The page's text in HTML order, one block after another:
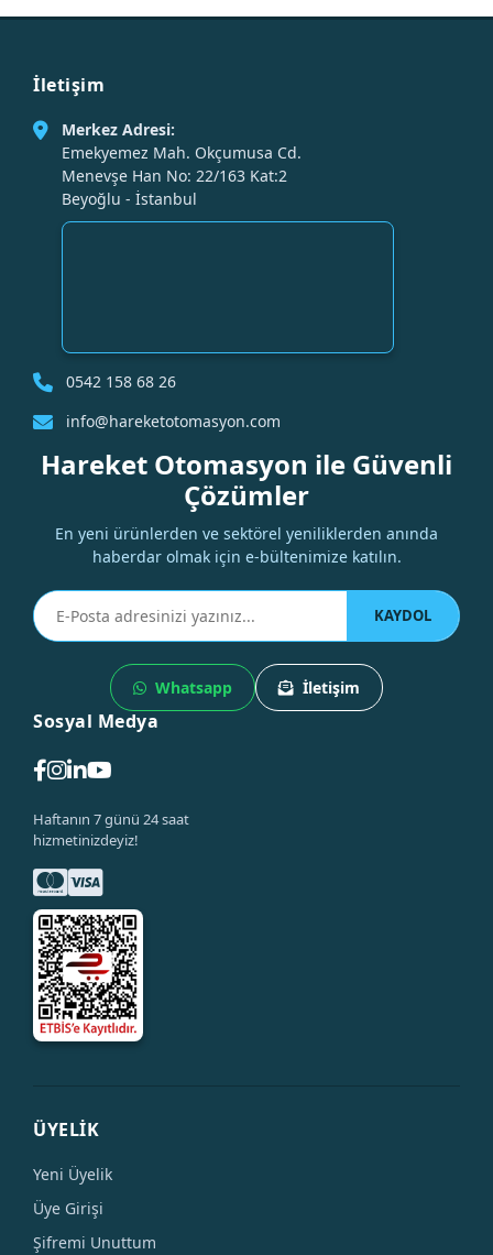
İletişim
Merkez Adresi:
Emekyemez Mah. Okçumusa Cd.
Menevşe Han No: 22/163 Kat:2
Beyoğlu - İstanbul
0542 158 68 26
info@hareketotomasyon.com
Hareket Otomasyon ile Güvenli
Çözümler
En yeni ürünlerden ve sektörel yeniliklerden anında
haberdar olmak için e-bültenimize katılın.
KAYDOL
Whatsapp İletişim
Sosyal Medya
Haftanın 7 günü 24 saat
hizmetinizdeyiz!
ÜYELİK
Yeni Üyelik
Üye Girişi
Şifremi Unuttum